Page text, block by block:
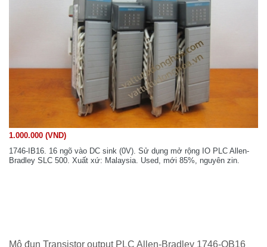
1.000.000 (VND)
1746-IB16. 16 ngõ vào DC sink (0V). Sử dụng mở rộng IO PLC Allen-
Bradley SLC 500. Xuất xứ: Malaysia. Used, mới 85%, nguyên zin.
Mô đun Transistor output PLC Allen-Bradley 1746-OB16